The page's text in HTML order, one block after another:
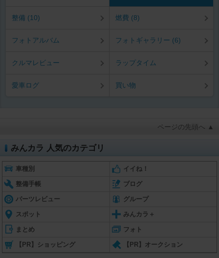
整備 (10) 燃費 (8)
フォトアルバム フォトギャラリー (6)
クルマレビュー ラップタイム
愛車ログ 買い物
ページの先頭へ ▲
みんカラ 人気のカテゴリ
車種別 イイね！
整備手帳 ブログ
パーツレビュー グループ
スポット みんカラ＋
まとめ フォト
【PR】ショッピング 【PR】オークション